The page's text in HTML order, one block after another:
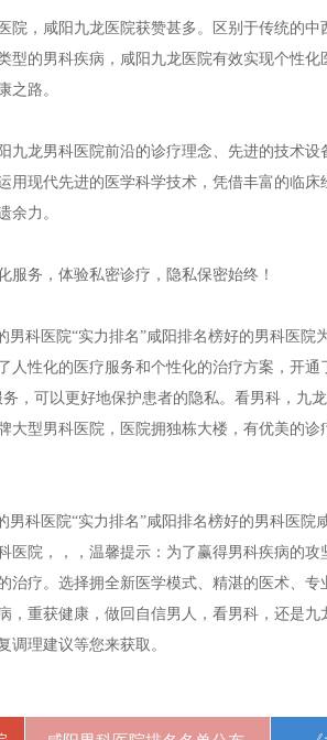
，咸阳九龙医院获赞甚多。区别于传统的中
型的男科疾病，咸阳九龙医院有效实现个性
之路。
龙男科医院前沿的诊疗理念、先进的技术设
用现代先进的医学科学技术，凭借丰富的临床
余力。
务，体验私密诊疗，隐私保密始终！
科医院“实力排名”咸阳排名榜好的男科医院
人性化的医疗服务和个性化的治疗方案，开通
，可以更好地保护患者的隐私。看男科，九
大型男科医院，医院拥独栋大楼，有优美的
科医院“实力排名”咸阳排名榜好的男科医院
医院，，，温馨提示：为了赢得男科疾病的
治疗。选择拥全新医学模式、精湛的医术、
，重获健康，做回自信男人，看男科，还是
调理建议等您来获取。